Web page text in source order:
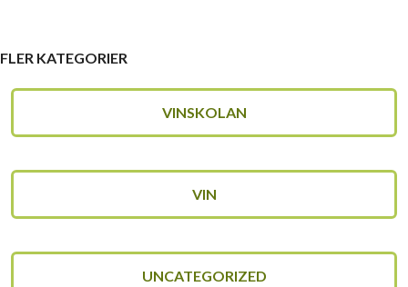
FLER KATEGORIER
VINSKOLAN
VIN
UNCATEGORIZED